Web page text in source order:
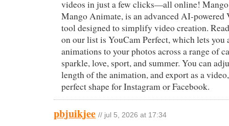
videos in just a few clicks—all online!
Mango Animate, is an advanced AI-powered
tool designed to simplify video creation.
on our list is YouCam Perfect, which lets
animations to your photos across a range of
sparkle, love, sport, and summer. You can
length of the animation, and export as a
perfect shape for Instagram or Facebook.
pbjuikjee // jul 5, 2026 at 17:34